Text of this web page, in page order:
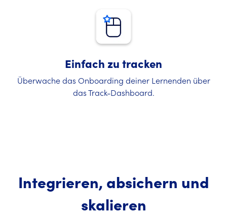
Einfach zu tracken
Überwache das Onboarding deiner Lernenden über
das Track-Dashboard.
Integrieren, absichern und
skalieren